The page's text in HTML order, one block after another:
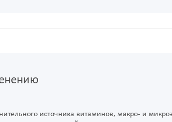
источника витаминов, макро- и